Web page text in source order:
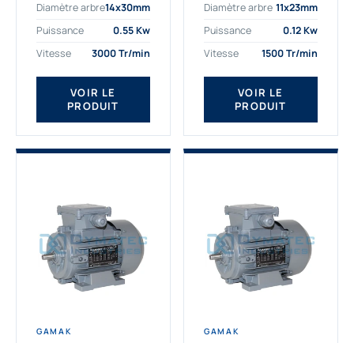
pour les atmosphères
explosives Le moteur
Diamètre arbre14x30mm
Puissance
0.55 Kw
Vitesse
3000 Tr/min
VOIR LE
PRODUIT
applications les plus
sollicitées. Nous
fournissons des
moteurs électriques...
Diamètre arbre 11x23mm
Puissance
0.12 Kw
Vitesse
1500 Tr/min
VOIR LE
PRODUIT
GAMAK GAMAK